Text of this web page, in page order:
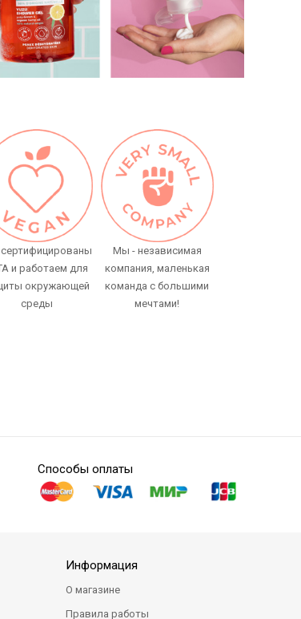
и работаем для
окружающей
среды
Мы - независимая
компания, маленькая
команда с большими
мечтами!
Способы оплаты
Информация
О магазине
Правила работы